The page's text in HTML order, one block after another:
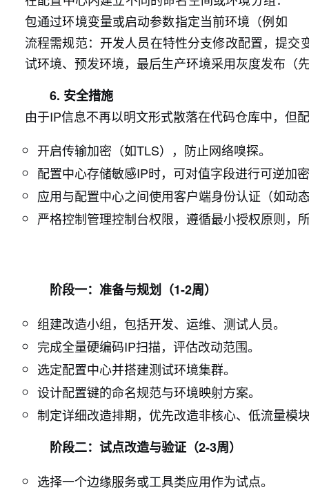
包通过环境变量或启动参数指定当前环境（例如
流程需规范：开发人员在特性分支修改配置，提
试环境、预发环境，最后生产环境采用灰度发布（
6. 安全措施
由于IP信息不再以明文形式散落在代码仓库中，但
开启传输加密（如TLS），防止网络嗅探。
配置中心存储敏感IP时，可对值字段进行可逆加
应用与配置中心之间使用客户端身份认证（如动
严格控制管理控制台权限，遵循最小授权原则，
阶段一：准备与规划（1-2周）
组建改造小组，包括开发、运维、测试人员。
完成全量硬编码IP扫描，评估改动范围。
选定配置中心并搭建测试环境集群。
设计配置键的命名规范与环境映射方案。
制定详细改造排期，优先改造非核心、低流量模
阶段二：试点改造与验证（2-3周）
选择一个边缘服务或工具类应用作为试点。